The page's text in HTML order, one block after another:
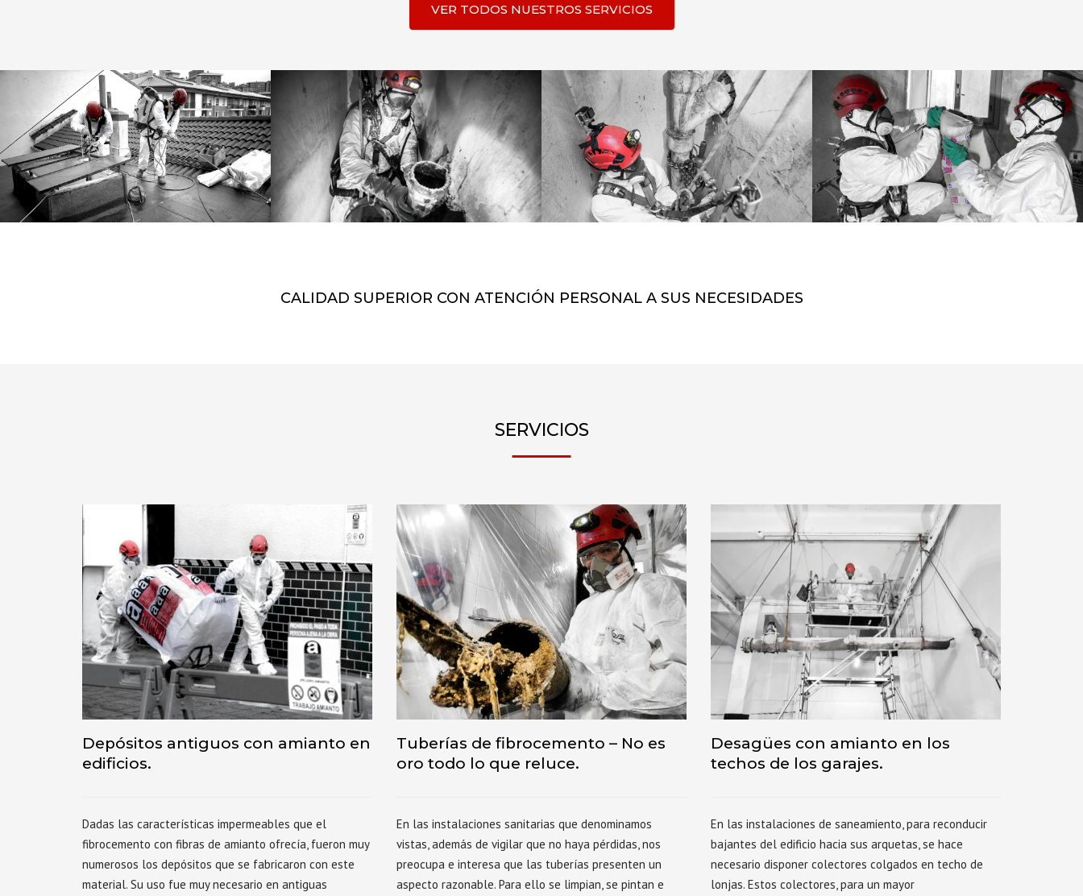
VER TODOS NUESTROS SERVICIOS
CALIDAD SUPERIOR CON ATENCIÓN PERSONAL A SUS NECESIDADES
SERVICIOS
Depósitos antiguos con amianto en
edificios.
Dadas las características impermeables que el
fibrocemento con fibras de amianto ofrecía, fueron muy
numerosos los depósitos que se fabricaron con este
material. Su uso fue muy necesario en antiguas
Tuberías de fibrocemento – No es
oro todo lo que reluce.
En las instalaciones sanitarias que denominamos
vistas, además de vigilar que no haya pérdidas, nos
preocupa e interesa que las tuberías presenten un
aspecto razonable. Para ello se limpian, se pintan e
Desagües con amianto en los
techos de los garajes.
En las instalaciones de saneamiento, para reconducir
bajantes del edificio hacia sus arquetas, se hace
necesario disponer colectores colgados en techo de
lonjas. Estos colectores, para un mayor